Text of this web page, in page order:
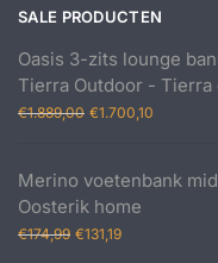
SALE PRODUCTEN
Oasis 3-zits lounge
Tierra Outdoor - Tierra
€1.889,00 Oorspronkelijke
€1.889,00.
€1.700,10
Merino voetenbank
Oosterik home
€174,99 Oorspronkelijke
€131,19Huidige